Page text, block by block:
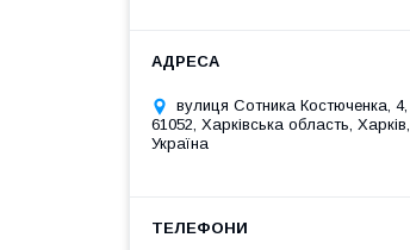
вулиця Сотника Костюченка, 4,
61052, Харківська область, Харків,
Україна